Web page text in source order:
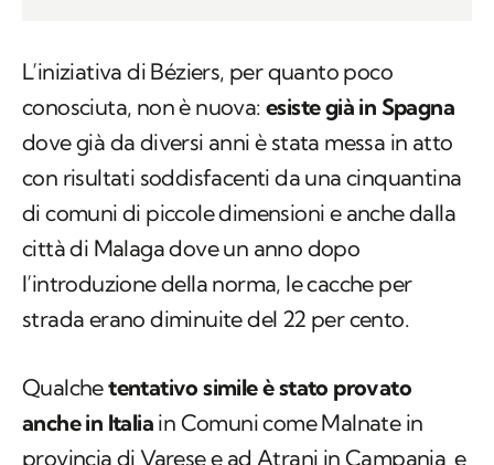
L’iniziativa di Béziers, per quanto poco
conosciuta, non è nuova: esiste già in Spagna
dove già da diversi anni è stata messa in atto
con risultati soddisfacenti da una cinquantina
di comuni di piccole dimensioni e anche dalla
città di Malaga dove un anno dopo
l’introduzione della norma, le cacche per
strada erano diminuite del 22 per cento.
Qualchetentativo simile è stato provato
anche in Italia in Comuni come Malnate in
provincia di Varese e ad Atrani in Campania e